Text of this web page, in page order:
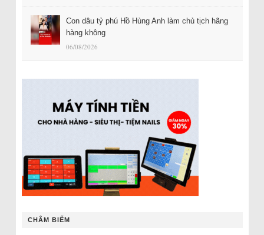
Con dâu tỷ phú Hồ Hùng Anh làm chủ tịch hãng
hàng không
06/08/2026
CHÂM BIẾM